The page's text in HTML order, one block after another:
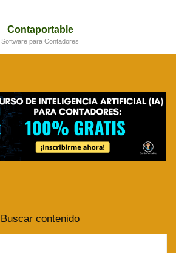
Contaportable
Software para Contadores
Buscar contenido